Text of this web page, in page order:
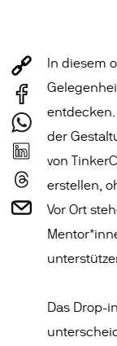
In diesem
entdecken.
der
von
erstellen,
Vor Ort
Das Drop-